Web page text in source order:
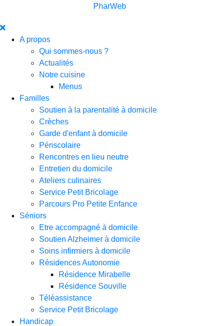
PharWeb
A propos
Qui sommes-nous ?
Actualités
Notre cuisine
Menus
Familles
Soutien à la parentalité à domicile
Crèches
Garde d'enfant à domicile
Périscolaire
Rencontres en lieu neutre
Entretien du domicile
Ateliers culinaires
Service Petit Bricolage
Parcours Pro Petite Enfance
Séniors
Etre accompagné à domicile
Soutien Alzheimer à domicile
Soins infirmiers à domicile
Résidences Autonomie
Résidence Mirabelle
Résidence Souville
Téléassistance
Service Petit Bricolage
Handicap